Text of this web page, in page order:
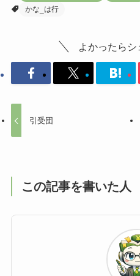
かな_は行
よかったらシ
引受団
この記事を書いた人